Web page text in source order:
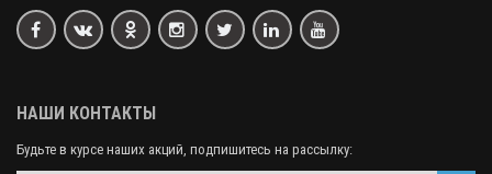
НАШИ КОНТАКТЫ
Будьте в курсе наших акций, подпишитесь на рассылку: